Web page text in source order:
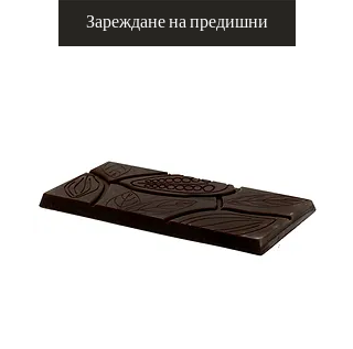
Зареждане на предишни